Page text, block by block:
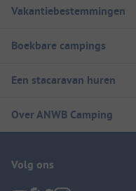
Vakantiebestemmingen
Boekbare campings
Een stacaravan huren
Over ANWB Camping
Volg ons